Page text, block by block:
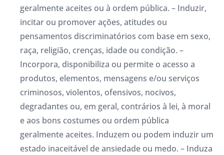
geralmente aceites ou à ordem pública. – Induzir,
incitar ou promover ações, atitudes ou
pensamentos discriminatórios com base em sexo,
raça, religião, crenças, idade ou condição. –
Incorpora, disponibiliza ou permite o acesso a
produtos, elementos, mensagens e/ou serviços
criminosos, violentos, ofensivos, nocivos,
degradantes ou, em geral, contrários à lei, à moral
e aos bons costumes ou ordem pública
geralmente aceites. Induzem ou podem induzir um
estado inaceitável de ansiedade ou medo. – Induza